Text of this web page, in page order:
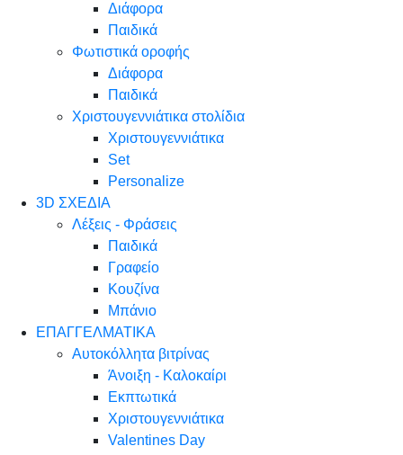
Διάφορα
Παιδικά
Φωτιστικά οροφής
Διάφορα
Παιδικά
Χριστουγεννιάτικα στολίδια
Χριστουγεννιάτικα
Set
Personalize
3D ΣΧΕΔΙΑ
Λέξεις - Φράσεις
Παιδικά
Γραφείο
Κουζίνα
Μπάνιο
ΕΠΑΓΓΕΛΜΑΤΙΚΑ
Αυτοκόλλητα βιτρίνας
Άνοιξη - Καλοκαίρι
Εκπτωτικά
Χριστουγεννιάτικα
Valentines Day